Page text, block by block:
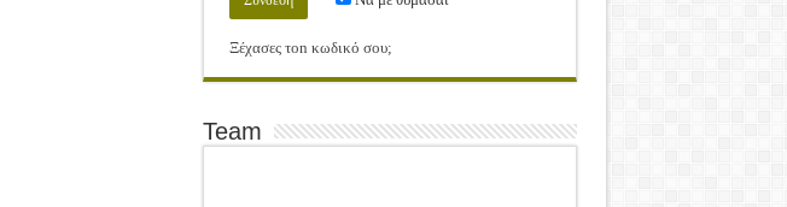
Ξέχασες τοn κωδικό σου;
Team